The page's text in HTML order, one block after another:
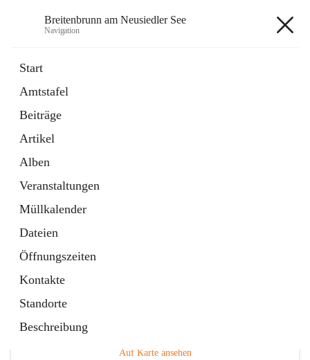
Breitenbrunn am Neusiedler See
Navigation
Start
Amtstafel
Beiträge
Artikel
Alben
Veranstaltungen
Müllkalender
Dateien
Öffnungszeiten
Kontakte
Standorte
Beschreibung
18 Schnellzugriffe
Gemeindeservice
Auf Karte ansehen